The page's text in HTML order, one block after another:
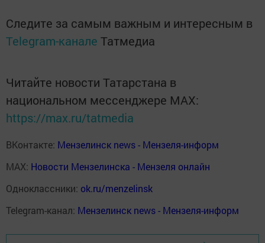
Следите за самым важным и интересным в
Telegram-канале Татмедиа
Читайте новости Татарстана в
национальном мессенджере MАХ:
https://max.ru/tatmedia
ВКонтакте: Мензелинск news - Мензеля-информ
MAX: Новости Мензелинска - Мензеля онлайн
Одноклассники: ok.ru/menzelinsk
Telegram-канал: Мензелинск news - Мензеля-информ